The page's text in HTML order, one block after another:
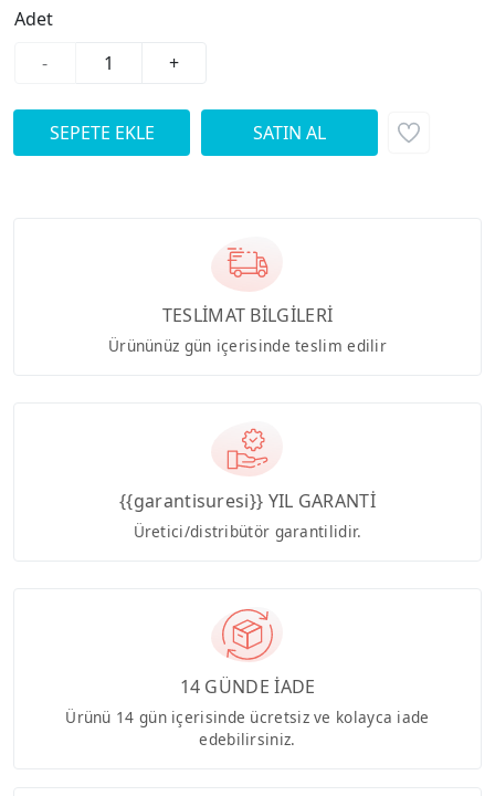
Adet
-
+
TESLİMAT BİLGİLERİ
Ürününüz gün içerisinde teslim edilir
{{garantisuresi}} YIL GARANTİ
Üretici/distribütör garantilidir.
14 GÜNDE İADE
Ürünü 14 gün içerisinde ücretsiz ve kolayca iade
edebilirsiniz.